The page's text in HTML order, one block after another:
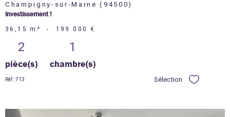
Champigny-sur-Marne (94500)
Investissement !
36,15 m² - 199 000 €
2
pièce(s)
1
chambre(s)
Réf : 713 Sélection Sélectionner